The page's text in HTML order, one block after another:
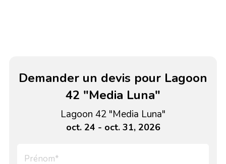
Demander un devis pour Lagoon
42 "Media Luna"
Lagoon 42 "Media Luna"
oct. 24 - oct. 31, 2026